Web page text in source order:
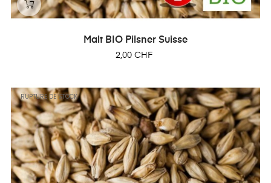
Malt BIO Pilsner Suisse
Prix
2,00 CHF
RUPTURE DE STOCK